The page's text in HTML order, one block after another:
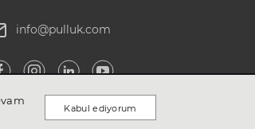
info@pulluk.com
Kabul ediyorum